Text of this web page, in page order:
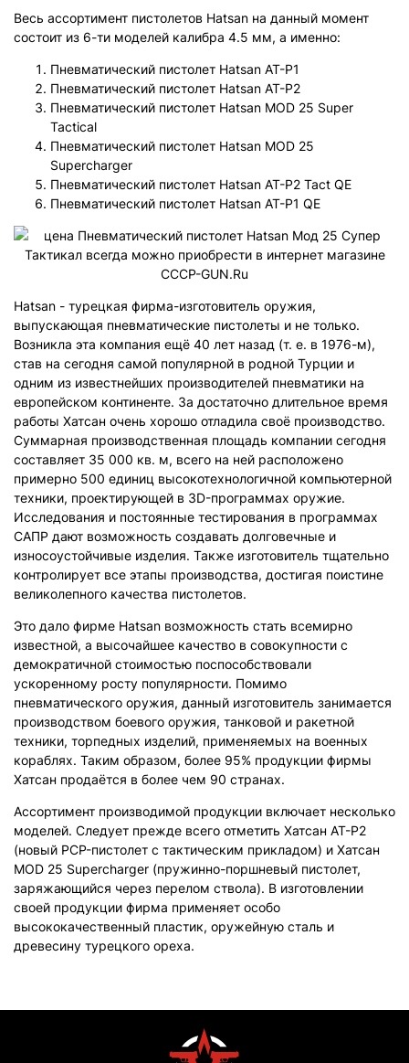
Весь ассортимент пистолетов Hatsan на данный момент
состоит из 6-ти моделей калибра 4.5 мм, а именно:
Пневматический пистолет Hatsan AT-P1
Пневматический пистолет Hatsan AT-P2
Пневматический пистолет Hatsan MOD 25 Super
Tactical
Пневматический пистолет Hatsan MOD 25
Supercharger
Пневматический пистолет Hatsan AT-P2 Tact QE
Пневматический пистолет Hatsan AT-P1 QE
Hatsan - турецкая фирма-изготовитель оружия,
выпускающая пневматические пистолеты и не только.
Возникла эта компания ещё 40 лет назад (т. е. в 1976-м),
став на сегодня самой популярной в родной Турции и
одним из известнейших производителей пневматики на
европейском континенте. За достаточно длительное время
работы Хатсан очень хорошо отладила своё производство.
Суммарная производственная площадь компании сегодня
составляет 35 000 кв. м, всего на ней расположено
примерно 500 единиц высокотехнологичной компьютерной
техники, проектирующей в 3D-программах оружие.
Исследования и постоянные тестирования в программах
САПР дают возможность создавать долговечные и
износоустойчивые изделия. Также изготовитель тщательно
контролирует все этапы производства, достигая поистине
великолепного качества пистолетов.
Это дало фирме Hatsan возможность стать всемирно
известной, а высочайшее качество в совокупности с
демократичной стоимостью поспособствовали
ускоренному росту популярности. Помимо
пневматического оружия, данный изготовитель занимается
производством боевого оружия, танковой и ракетной
техники, торпедных изделий, применяемых на военных
кораблях. Таким образом, более 95% продукции фирмы
Хатсан продаётся в более чем 90 странах.
Ассортимент производимой продукции включает несколько
моделей. Следует прежде всего отметить Хатсан AT-P2
(новый PCP-пистолет с тактическим прикладом) и Хатсан
MOD 25 Supercharger (пружинно-поршневый пистолет,
заряжающийся через перелом ствола). В изготовлении
своей продукции фирма применяет особо
высококачественный пластик, оружейную сталь и
древесину турецкого ореха.